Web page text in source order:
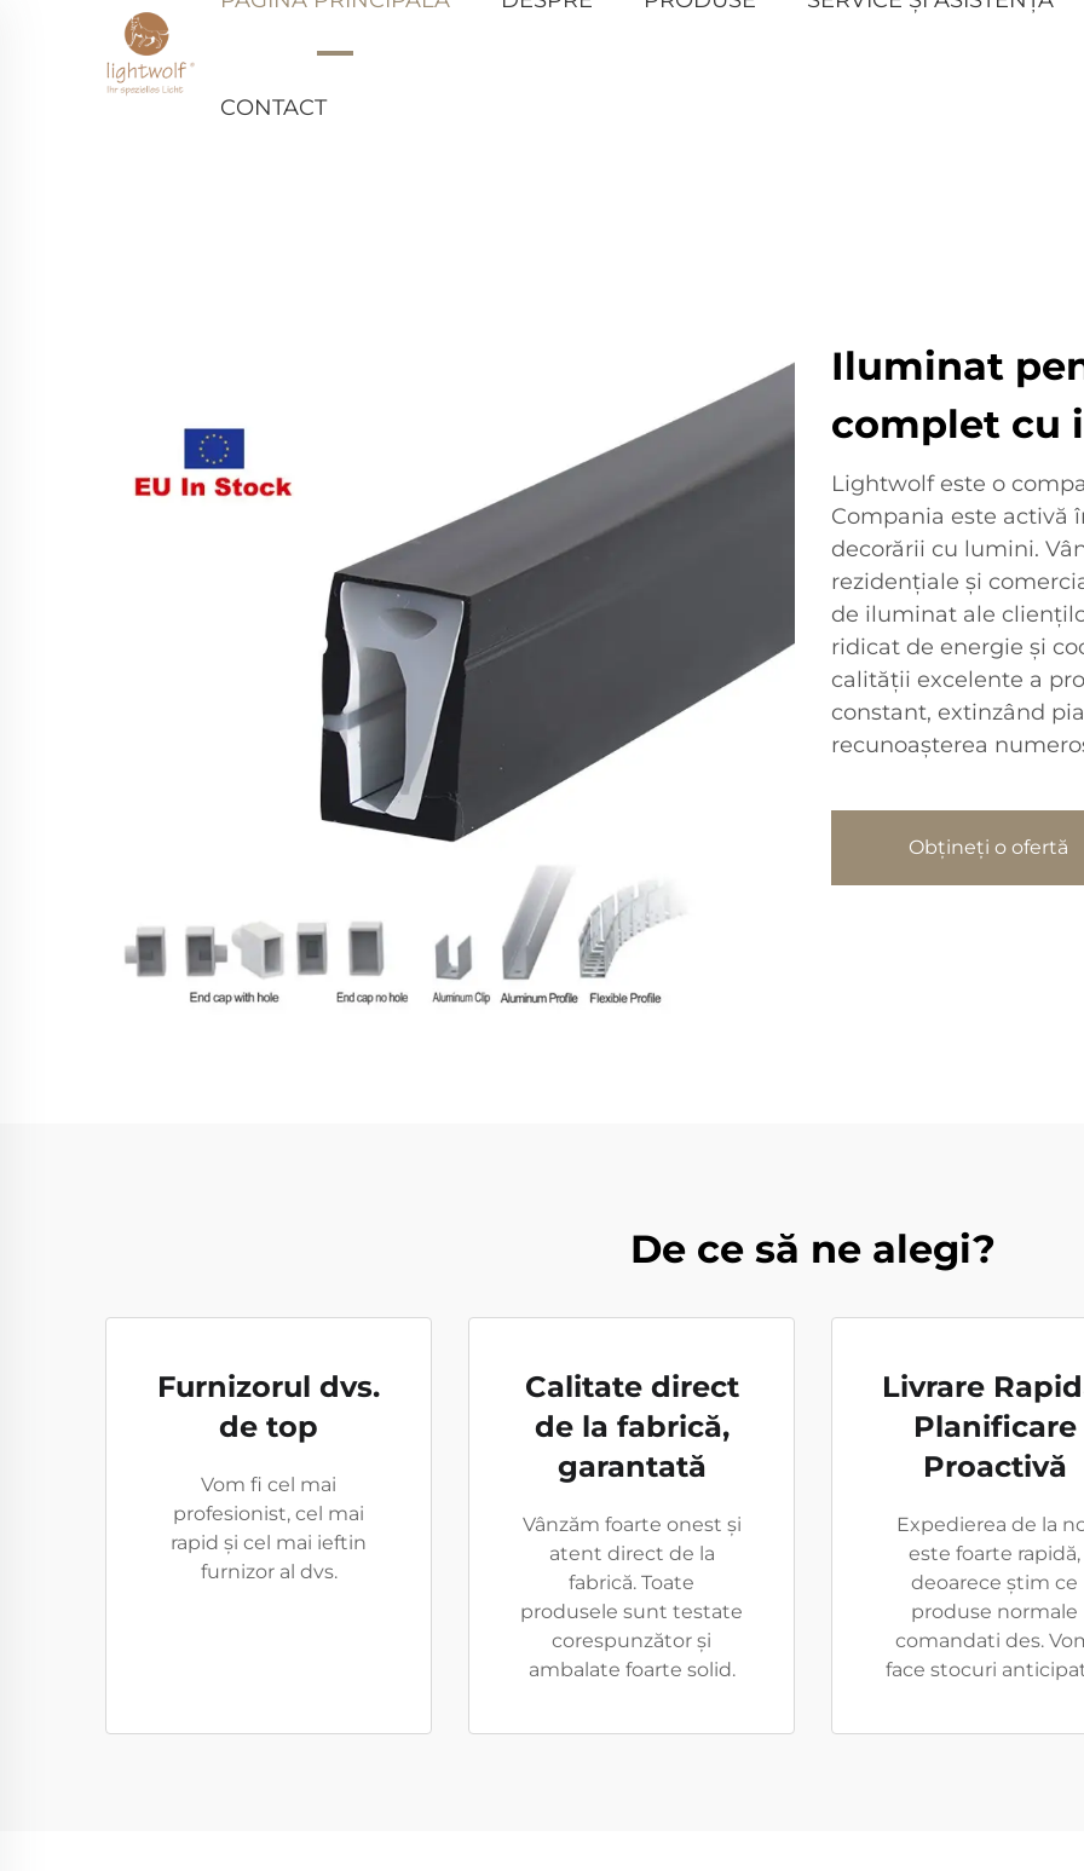
CONTACT
Iluminat
complet cu
Lightwolf este o
Compania este activă
decorării cu lumini.
rezidențiale și
de iluminat ale
ridicat de energie și
calității excelente a
constant, extinzând
recunoașterea
Obțineți o ofertă
De ce să ne alegi?
Furnizorul dvs.
de top
Vom fi cel mai
profesionist, cel mai
rapid și cel mai ieftin
furnizor al dvs.
Calitate direct
de la fabrică,
garantată
Vânzăm foarte onest și
atent direct de la
fabrică. Toate
produsele sunt testate
corespunzător și
ambalate foarte solid.
Livrare
Planificare
Proactivă
Expedierea de la
este foarte rapidă,
deoarece știm ce
produse normale
comandati des.
face stocuri